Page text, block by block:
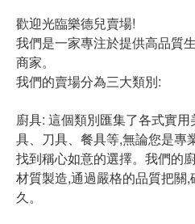
歡迎光臨樂德兒賣場!
我們是一家專注於提供高品質
商家。
我們的賣場分為三大類別:
廚具: 這個類別匯集了各式實
具、刀具、餐具等,無論您是專
找到稱心如意的選擇。我們的
材質製造,通過嚴格的品質把關
久。